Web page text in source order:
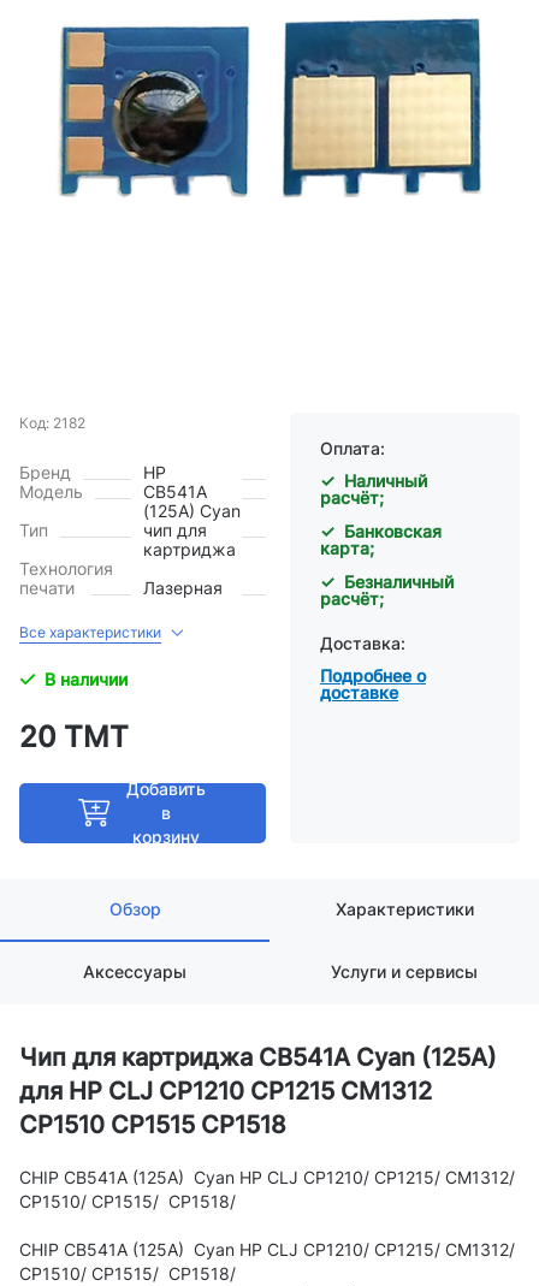
Код: 2182
Бренд
HP
Модель
CB541A
(125A) Cyan
Тип
чип для
картриджа
Технология
печати
Лазерная
Все характеристики
В наличии
20 ТМТ
Добавить
в
корзину
Оплата:
✓ Наличный
расчёт;
✓ Банковская
карта;
✓ Безналичный
расчёт;
Доставка:
Подробнее о
доставке
Обзор Характеристики
Аксессуары Услуги и сервисы
Чип для картриджа CB541A Cyan (125A)
для HP CLJ CP1210 CP1215 CM1312
CP1510 CP1515 CP1518
CHIP CB541A (125A) Cyan HP CLJ CP1210/ CP1215/ CM1312/
CP1510/ CP1515/ CP1518/
CHIP CB541A (125A) Cyan HP CLJ CP1210/ CP1215/ CM1312/
CP1510/ CP1515/ CP1518/